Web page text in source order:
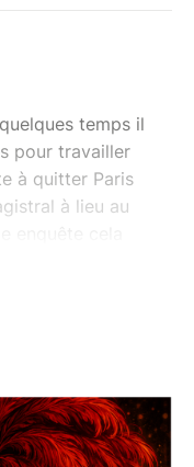
temps il
pour travailler
à quitter Paris
à lieu au
enquête cela
de la ville
l'énergie, la joie
vont vous